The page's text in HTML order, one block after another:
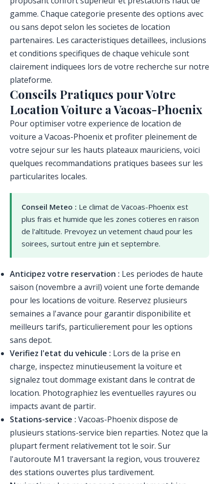
gamme. Chaque categorie presente des options avec
ou sans depot selon les societes de location
partenaires. Les caracteristiques detaillees, inclusions
et conditions specifiques de chaque vehicule sont
clairement indiquees lors de votre recherche sur notre
plateforme.
Conseils Pratiques pour Votre
Location Voiture a Vacoas-Phoenix
Pour optimiser votre experience de location de
voiture a Vacoas-Phoenix et profiter pleinement de
votre sejour sur les hauts plateaux mauriciens, voici
quelques recommandations pratiques basees sur les
particularites locales.
Conseil Meteo : Le climat de Vacoas-Phoenix est
plus frais et humide que les zones cotieres en raison
de l'altitude. Prevoyez un vetement chaud pour les
soirees, surtout entre juin et septembre.
Anticipez votre reservation : Les periodes de haute
saison (novembre a avril) voient une forte demande
pour les locations de voiture. Reservez plusieurs
semaines a l'avance pour garantir disponibilite et
meilleurs tarifs, particulierement pour les options
sans depot.
Verifiez l'etat du vehicule : Lors de la prise en
charge, inspectez minutieusement la voiture et
signalez tout dommage existant dans le contrat de
location. Photographiez les eventuelles rayures ou
impacts avant de partir.
Stations-service : Vacoas-Phoenix dispose de
plusieurs stations-service bien reparties. Notez que la
plupart ferment relativement tot le soir. Sur
l'autoroute M1 traversant la region, vous trouverez
des stations ouvertes plus tardivement.